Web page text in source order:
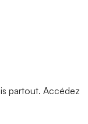
partout. Accédez